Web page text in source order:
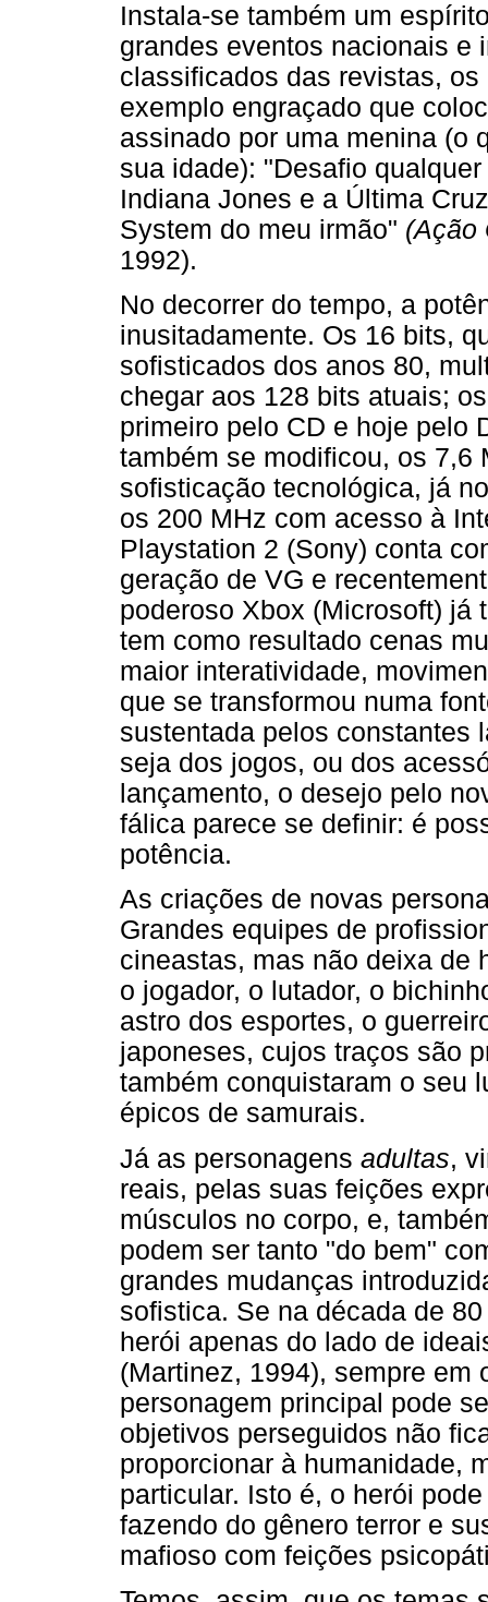
Instala-se também um
grandes eventos nacionais e
classificados das revistas,
exemplo engraçado que
assinado por uma menina (o
sua idade): "Desafio
Indiana Jones e a Última
System do meu irmão" (Ação
1992).
No decorrer do tempo, a
inusitadamente. Os 16 bits,
sofisticados dos anos 80,
chegar aos 128 bits atuais;
primeiro pelo CD e hoje pelo
também se modificou, os 7,6
sofisticação tecnológica, já
os 200 MHz com acesso à
Playstation 2 (Sony) conta
geração de VG e
poderoso Xbox (Microsoft) já
tem como resultado cenas
maior interatividade,
que se transformou numa
sustentada pelos constantes
seja dos jogos, ou dos
lançamento, o desejo pelo
fálica parece se definir: é
potência.
As criações de novas
Grandes equipes de
cineastas, mas não deixa de
o jogador, o lutador, o
astro dos esportes, o
japoneses, cujos traços são
também conquistaram o seu
épicos de samurais.
Já as personagens adultas,
reais, pelas suas feições
músculos no corpo, e,
podem ser tanto "do bem"
grandes mudanças
sofistica. Se na década de
herói apenas do lado de
(Martinez, 1994), sempre em
personagem principal pode
objetivos perseguidos não
proporcionar à humanidade,
particular. Isto é, o herói
fazendo do gênero terror e
mafioso com feições